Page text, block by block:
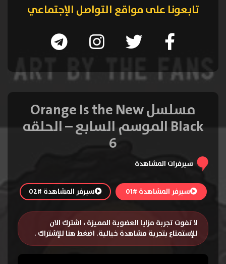
تابعونا على مواقع التواصل الإجتماعي
مسلسل Orange Is the New
Black الموسم السابع – الحلقه
6
سيرفرات المشاهدة
سيرفر المشاهدة #01 سيرفر المشاهدة #02
لا تفوت تجربة مزايا العضوية المميزة ، اشترك الان
للإستمتاع بتجربة مشاهدة خيالية. اضغط هنا للإشتراك .